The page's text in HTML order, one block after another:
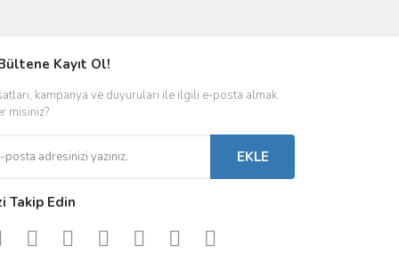
Kayıt Ol!
kampanya ve duyuruları ile ilgili e-posta almak
misiniz?
EKLE
Takip Edin